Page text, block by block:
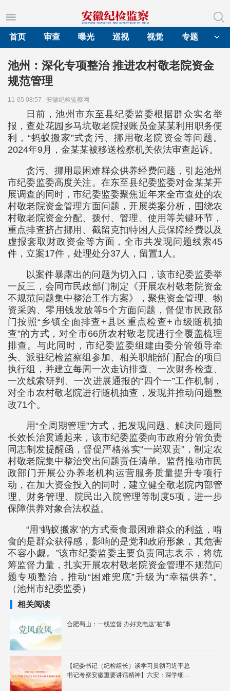
首页
审查 曝光 巡视 视觉 专题
池州：深化专项整治 推进农村敬老院资金
规范管理
11-05 08:57 安徽纪检监察网
日前，池州市东至县纪委监委根据群众实名举
报，查处花园乡马坑敬老院报账员金某某利用职务便
利，“蚂蚁搬家”式贪污、挪用敬老院资金等问题。
2024年9月，金某某被移送检察机关依法审查起诉。
贪污、挪用最困难群众供养经费问题，引起池州
市纪委监委高度关注。在东至县纪委监委对金某某开
展调查的同时，市纪委监委聚焦近年来全市查处的农
村敬老院资金管理方面问题，开展类案分析，围绕农
村敬老院资金分配、拨付、管理、使用等关键环节，
重点排查挤占挪用、截留克扣特困人员保障经费以及
虚报套取财政资金等方面，全市共发现问题线索45
件，立案17件，处理处分37人，留置1人。
以案件暴露出的问题为切入口，该市纪委监委举
一反三，会同市民政部门制定《开展农村敬老院资金
不规范问题集中整治工作方案》，聚焦资金管理、物
资采购、零用钱发放等5个方面问题，督促市民政部
门按照“乡镇全面排查+县区重点检查+市级随机抽
查”的方式，对全市66所农村敬老院进行全覆盖梳理
排查。与此同时，市纪委监委组建由委分管领导牵
头、派驻纪检监察组参加、相关职能部门配合的项目
执行组，并建立每周一次走访排查、一次财务检查、
一次线索研判、一次进展通报的“四个一”工作机制，
对全市农村敬老院进行随机抽查，发现并推动问题整
改71个。
用“全周期管理”方式，把发现问题、解决问题同
长效长治贯通起来，该市纪委监委向市政府分管负责
同志制发提醒函，督促严格落实“一岗双责”，制定农
村敬老院集中整治突出问题责任清单。监督推动市民
政部门开展公办养老机构运营服务质量提升专项行
动，在加大资金投入的同时，建立健全敬老院内部管
理、财务管理、院民出入院管理等制度5项，进一步
保障供养对象合法权益。
“用‘蚂蚁搬家’的方式蚕食最困难群众的利益，啃
食的是群众获得感，影响的是党和政府形象，其危害
不容小觑。”该市纪委监委主要负责同志表示，将统
筹监督力量，扎实开展农村敬老院资金管理不规范问
题专项整治，推动“困难兜底”升级为“幸福供养”。
（池州市纪委监委）
相关阅读
合肥蜀山：一线监督 办好充电这“桩”事
【纪委书记（纪检组长）谈学习贯彻习近平总
书记考察安徽重要讲话精神】六安：深学细悟